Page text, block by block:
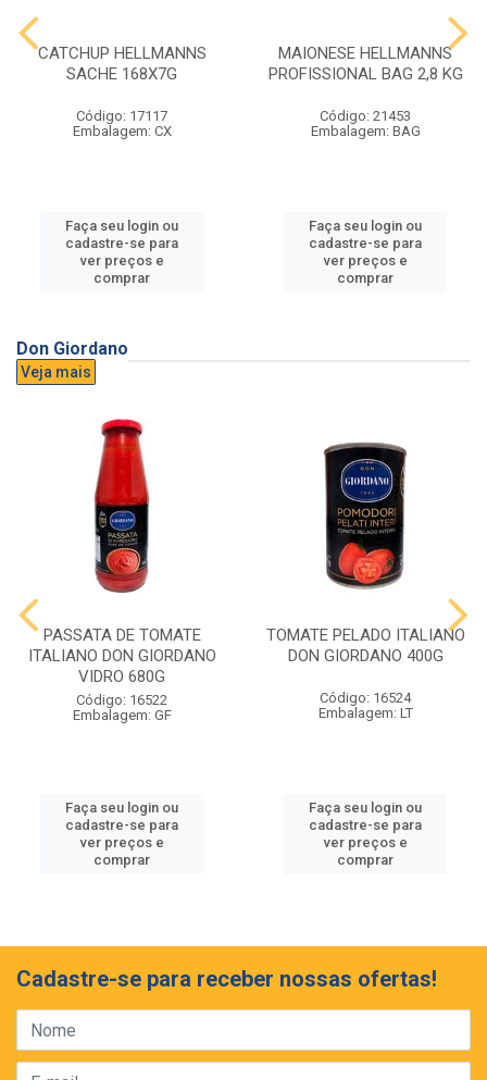
CATCHUP HELLMANNS
SACHE 168X7G
Código: 17117
Embalagem: CX
Faça seu login ou
cadastre-se para
ver preços e
comprar
MAIONESE HELLMANNS
PROFISSIONAL BAG 2,8 KG
Código: 21453
Embalagem: BAG
Faça seu login ou
cadastre-se para
ver preços e
comprar
Don Giordano
Veja mais
PASSATA DE TOMATE
ITALIANO DON GIORDANO
VIDRO 680G
Código: 16522
Embalagem: GF
Faça seu login ou
cadastre-se para
ver preços e
comprar
TOMATE PELADO ITALIANO
DON GIORDANO 400G
Código: 16524
Embalagem: LT
Faça seu login ou
cadastre-se para
ver preços e
comprar
Cadastre-se para receber nossas ofertas!